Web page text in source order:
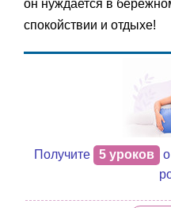
он нуждается в
спокойствии и отдыхе!
Получите 5 уроков